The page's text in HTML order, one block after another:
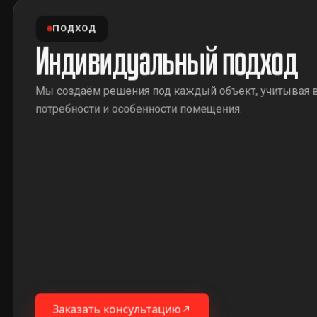
ПОДХОД
Индивидуальный подход
Мы создаём решения под каждый объект, учитывая
потребности и особенности помещения.
Заказать консультацию